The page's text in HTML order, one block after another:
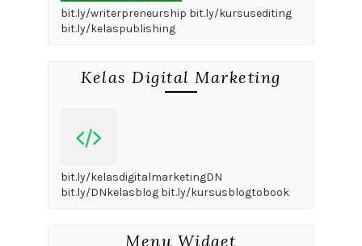
bit.ly/writerpreneurship bit.ly/kursusediting
bit.ly/kelaspublishing
Kelas Digital Marketing
bit.ly/kelasdigitalmarketingDN
bit.ly/DNkelasblog bit.ly/kursusblogtobook
Menu Widget